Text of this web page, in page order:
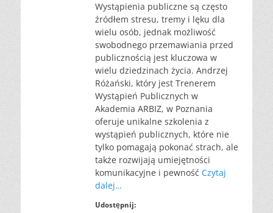
Wystąpienia publiczne są często
źródłem stresu, tremy i lęku dla
wielu osób, jednak możliwość
swobodnego przemawiania przed
publicznością jest kluczowa w
wielu dziedzinach życia. Andrzej
Różański, który jest Trenerem
Wystąpień Publicznych w
Akademia ARBIZ, w Poznania
oferuje unikalne szkolenia z
wystąpień publicznych, które nie
tylko pomagają pokonać strach, ale
także rozwijają umiejętności
komunikacyjne i pewność Czytaj
dalej…
Udostępnij: